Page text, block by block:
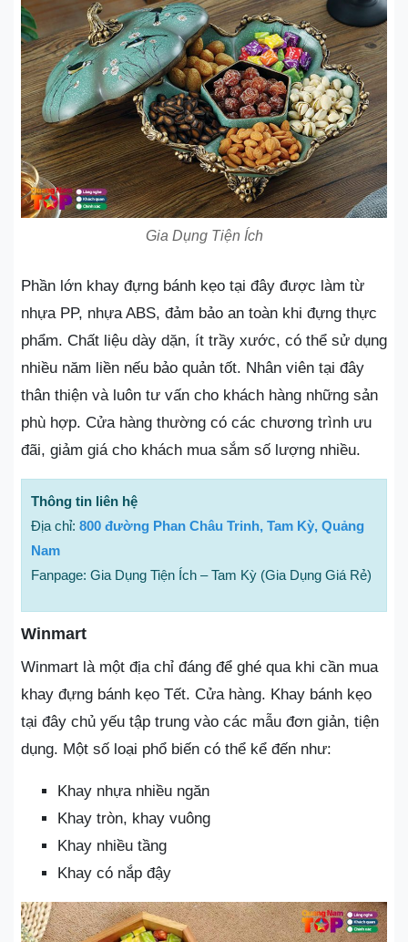
Gia Dụng Tiện Ích
Phần lớn khay đựng bánh kẹo tại đây được làm từ
nhựa PP, nhựa ABS, đảm bảo an toàn khi đựng thực
phẩm. Chất liệu dày dặn, ít trầy xước, có thể sử dụng
nhiều năm liền nếu bảo quản tốt. Nhân viên tại đây
thân thiện và luôn tư vấn cho khách hàng những sản
phù hợp. Cửa hàng thường có các chương trình ưu
đãi, giảm giá cho khách mua sắm số lượng nhiều.
Thông tin liên hệ
Địa chỉ: 800 đường Phan Châu Trinh, Tam Kỳ, Quảng
Nam
Fanpage: Gia Dụng Tiện Ích – Tam Kỳ (Gia Dụng Giá Rẻ)
Winmart
Winmart là một địa chỉ đáng để ghé qua khi cần mua
khay đựng bánh kẹo Tết. Cửa hàng. Khay bánh kẹo
tại đây chủ yếu tập trung vào các mẫu đơn giản, tiện
dụng. Một số loại phổ biến có thể kể đến như:
Khay nhựa nhiều ngăn
Khay tròn, khay vuông
Khay nhiều tầng
Khay có nắp đậy